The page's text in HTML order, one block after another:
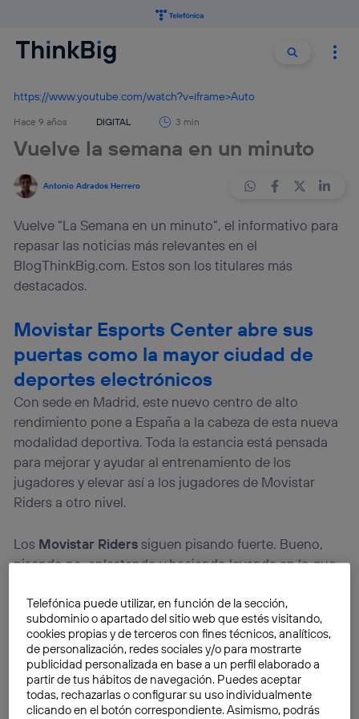
Buscar
https://www.youtube.com/watch?v=iframe>Auto
Hace 9 años DIGITAL 3 min
Vuelve la semana en un minuto
Antonio Adrados Herrero
Vuelve “La Semana en un minuto”, el informativo para
repasar las noticias más relevantes en el
BlogThinkBig.com. Estos son los titulares más
destacados.
Movistar Esports Center abre sus
puertas como la mayor ciudad de
deportes electrónicos
Con sede en Madrid, este nuevo centro de alto
rendimiento pone a España a la cabeza de esta nueva
modalidad deportiva. Toda la estancia está pensada
para mejorar y ayudar al entrenamiento de los
jugadores y elevar así a los jugadores de Movistar
Riders a otro nivel.
Los Movistar Riderssiguen pisando fuerte. Bueno,
pisando no, aplastando y haciendo leyenda en lo que
es el estreno de su nueva sede en Madrid, elMovistar
Esports Center, situado en el Matadero de la capital.
Este nuevo espacio es el centro de alto rendimiento
para deportes electrónicos más innovador de Europa.
Telefónica puede utilizar, en función de la sección,
subdominio o apartado del sitio web que estés visitando,
cookies propias y de terceros con fines técnicos, analíticos,
de personalización, redes sociales y/o para mostrarte
publicidad personalizada en base a un perfil elaborado a
partir de tus hábitos de navegación. Puedes aceptar
todas, rechazarlas o configurar su uso individualmente
clicando en el botón correspondiente. Asimismo, podrás